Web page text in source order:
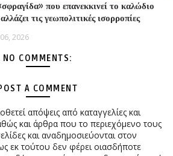
που επανεκκινεί το καλώδιο
τις γεωπολιτικές ισορροπίες
2026
NO COMMENTS:
A COMMENT
απόψεις από καταγγελίες και
και άρθρα που το περιεχόμενο τους
και αναδημοσιεύονται στον
εκ τούτου δεν φέρει οιασδήποτε